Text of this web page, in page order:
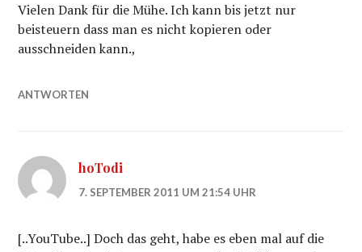
Vielen Dank für die Mühe. Ich kann bis jetzt nur
beisteuern dass man es nicht kopieren oder
ausschneiden kann.,
ANTWORTEN
hoTodi
7. SEPTEMBER 2011 UM 21:54 UHR
[..YouTube..] Doch das geht, habe es eben mal auf die